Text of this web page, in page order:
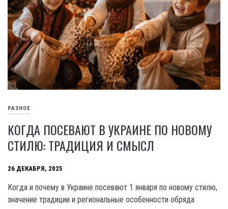
РАЗНОЕ
КОГДА ПОСЕВАЮТ В УКРАИНЕ ПО НОВОМУ
СТИЛЮ: ТРАДИЦИЯ И СМЫСЛ
26 ДЕКАБРЯ, 2025
Когда и почему в Украине посевают 1 января по новому стилю,
значение традиции и региональные особенности обряда